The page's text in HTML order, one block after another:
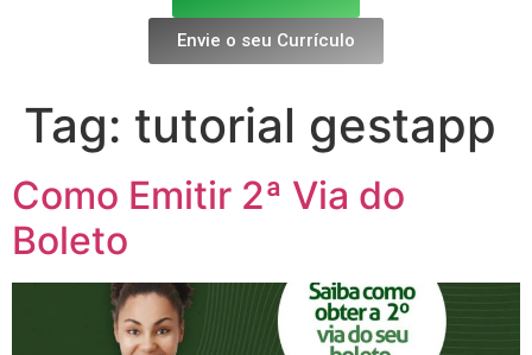
Envie o seu Currículo
Tag: tutorial gestapp
Como Emitir 2ª Via do
Boleto